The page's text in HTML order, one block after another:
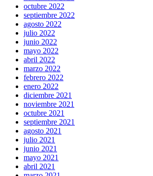
octubre 2022
septiembre 2022
agosto 2022
julio 2022
junio 2022
mayo 2022
abril 2022
marzo 2022
febrero 2022
enero 2022
diciembre 2021
noviembre 2021
octubre 2021
septiembre 2021
agosto 2021
julio 2021
junio 2021
mayo 2021
abril 2021